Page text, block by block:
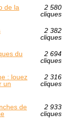
de la
2 580
cliques
2 382
cliques
du
2 694
cliques
: louez
un
2 316
cliques
de
2 933
cliques